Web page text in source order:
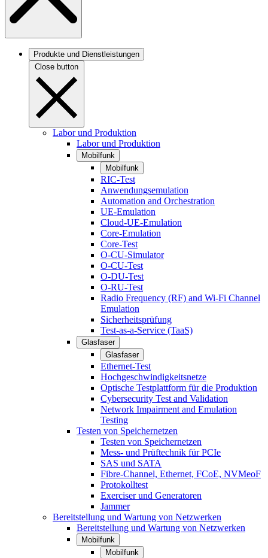
Produkte und Dienstleistungen
Close button
Labor und Produktion
Labor und Produktion
Mobilfunk
Mobilfunk
RIC-Test
Anwendungsemulation
Automation and Orchestration
UE-Emulation
Cloud-UE-Emulation
Core-Emulation
Core-Test
O-CU-Simulator
O-CU-Test
O-DU-Test
O-RU-Test
Radio Frequency (RF) and Wi-Fi Channel
Emulation
Sicherheitsprüfung
Test-as-a-Service (TaaS)
Glasfaser
Glasfaser
Ethernet-Test
Hochgeschwindigkeitsnetze
Optische Testplattform für die Produktion
Cybersecurity Test and Validation
Network Impairment and Emulation
Testing
Testen von Speichernetzen
Testen von Speichernetzen
Mess- und Prüftechnik für PCIe
SAS und SATA
Fibre-Channel, Ethernet, FCoE, NVMeoF
Protokolltest
Exerciser und Generatoren
Jammer
Bereitstellung und Wartung von Netzwerken
Bereitstellung und Wartung von Netzwerken
Mobilfunk
Mobilfunk